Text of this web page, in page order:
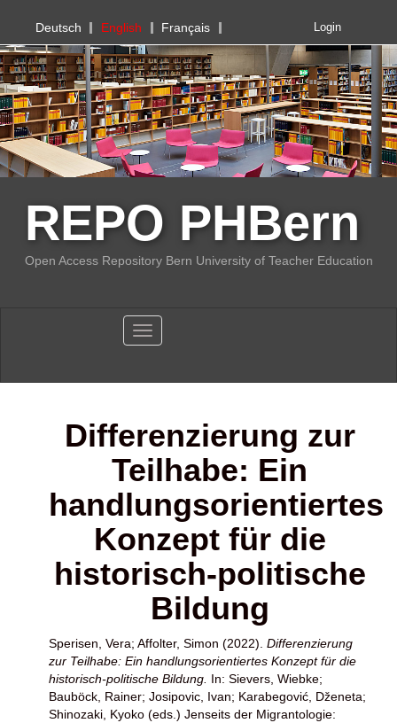
PHBern
Deutsch English Français Login
REPO PHBern
Open Access Repository Bern University of Teacher Education
Toggle navigation
Differenzierung zur
Teilhabe: Ein
handlungsorientiertes
Konzept für die
historisch-politische
Bildung
Sperisen, Vera; Affolter, Simon (2022). Differenzierung
zur Teilhabe: Ein handlungsorientiertes Konzept für die
historisch-politische Bildung. In: Sievers, Wiebke;
Bauböck, Rainer; Josipovic, Ivan; Karabegović, Dženeta;
Shinozaki, Kyoko (eds.) Jenseits der Migrantologie: